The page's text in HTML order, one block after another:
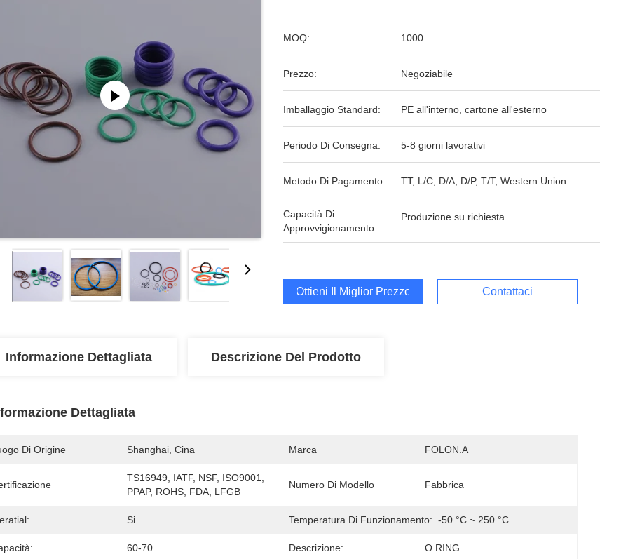
MOQ: 1000
Prezzo: Negoziabile
Imballaggio Standard: PE all'interno, cartone all'esterno
Periodo Di Consegna: 5-8 giorni lavorativi
Metodo Di Pagamento: TT, L/C, D/A, D/P, T/T, Western Union
Capacità Di
Approvvigionamento:
Produzione su richiesta
Ottieni Il Miglior Prezzo Contattaci
Informazione Dettagliata Descrizione Del Prodotto
Dettagliata
Di Origine Shanghai, Cina Marca FOLON.A
TS16949, IATF, NSF, ISO9001,
PPAP, ROHS, FDA, LFGB
Numero Di Modello Fabbrica
Si Temperatura Di Funzionamento: -50 °C ~ 250 °C
60-70 Descrizione: O RING